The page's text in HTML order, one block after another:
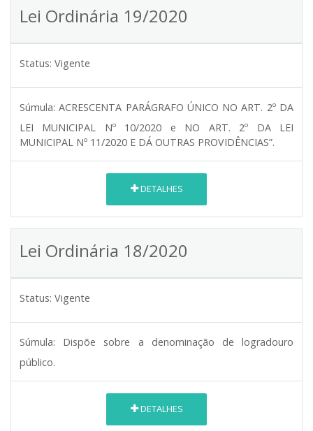
Lei Ordinária 19/2020
Status: Vigente
Súmula: ACRESCENTA PARÁGRAFO ÚNICO NO ART. 2º DA
LEI MUNICIPAL Nº 10/2020 e NO ART. 2º DA LEI
MUNICIPAL Nº 11/2020 E DÁ OUTRAS PROVIDÊNCIAS”.
DETALHES
Lei Ordinária 18/2020
Status: Vigente
Súmula:
Dispõe sobre a denominação de logradouro
público.
DETALHES